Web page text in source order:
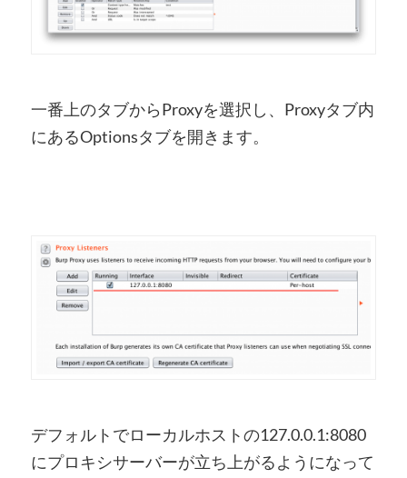
一番上のタブからProxyを選択し、Proxyタブ内
にあるOptionsタブを開きます。
デフォルトでローカルホストの127.0.0.1:8080
にプロキシサーバーが立ち上がるようになって